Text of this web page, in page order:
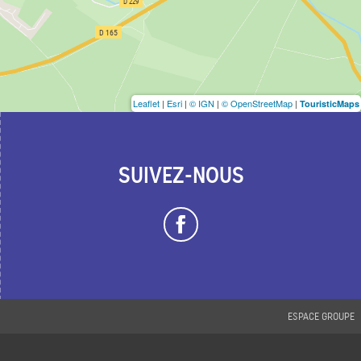
Leaflet | Esri | © IGN | © OpenStreetMap | TouristicMaps
SUIVEZ-NOUS
ESPACE GROUPE